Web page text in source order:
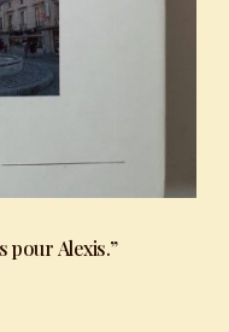
pour Alexis.”